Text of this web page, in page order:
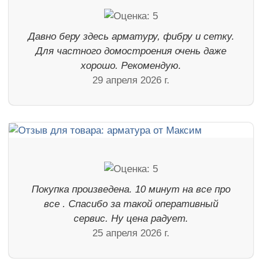
Давно беру здесь арматуру, фибру и сетку.
Для частного домостроения очень даже
хорошо. Рекомендую.
29 апреля 2026 г.
Покупка произведена. 10 минут на все про
все . Спасибо за такой оперативный
сервис. Ну цена радует.
25 апреля 2026 г.